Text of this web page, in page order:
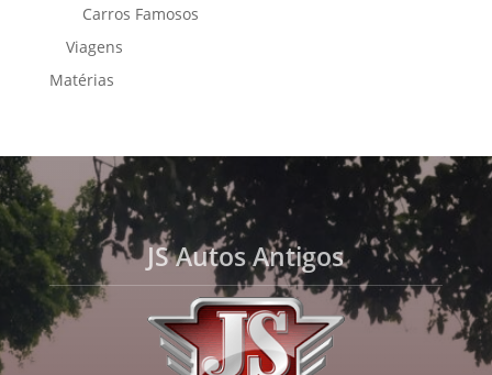
Carros Famosos
Viagens
Matérias
JS Autos Antigos